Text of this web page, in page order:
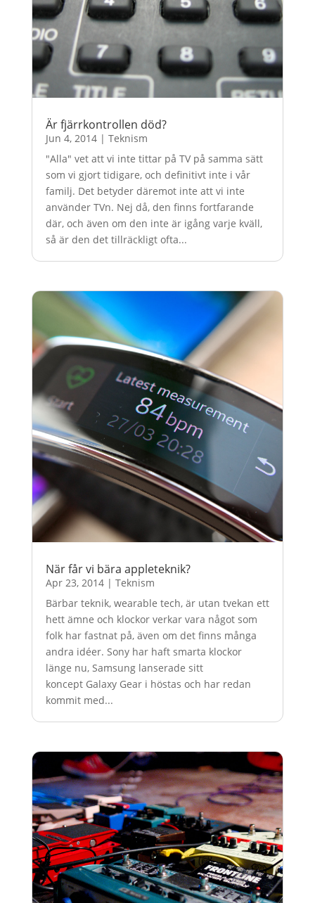
Är fjärrkontrollen död?
Jun 4, 2014| Teknism
"Alla" vet att vi inte tittar på TV på samma sätt
som vi gjort tidigare, och definitivt inte i vår
familj. Det betyder däremot inte att vi inte
använder TVn. Nej då, den finns fortfarande
där, och även om den inte är igång varje kväll,
så är den det tillräckligt ofta...
När får vi bära appleteknik?
Apr 23, 2014| Teknism
Bärbar teknik, wearable tech, är utan tvekan ett
hett ämne och klockor verkar vara något som
folk har fastnat på, även om det finns många
andra idéer. Sony har haft smarta klockor
länge nu, Samsung lanserade sitt
koncept Galaxy Gear i höstas och har redan
kommit med...